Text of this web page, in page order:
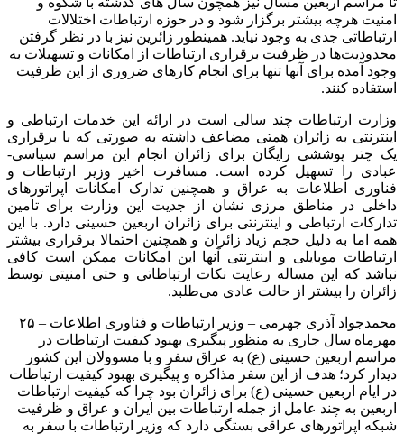
امنیت هرچه بیشتر برگزار شود و در حوزه ارتباطات اختلالات
ارتباطاتی جدی به وجود نیاید. همینطور زائرین نیز با در نظر گرفتن
محدودیت‌ها در ظرفیت برقراری ارتباطات از امکانات و تسهیلات به
وجود آمده برای آنها تنها برای انجام کارهای ضروری از این ظرفیت
استفاده کنند.
وزارت ارتباطات چند سالی است در ارائه این خدمات ارتباطی و
اینترنتی به زائران همتی مضاعف داشته به صورتی که با برقراری
یک چتر پوششی رایگان برای زائران انجام این مراسم سیاسی-
عبادی را تسهیل کرده است. مسافرت اخیر وزیر ارتباطات و
فناوری اطلاعات به عراق و همچنین تدارک امکانات اپراتورهای
داخلی در مناطق مرزی نشان از جدیت این وزارت برای تامین
تدارکات ارتباطی و اینترنتی برای زائران اربعین حسینی دارد. با این
همه اما به دلیل حجم زیاد زائران و همچنین احتمالا برقراری بیشتر
ارتباطات موبایلی و اینترنتی آنها این امکانات ممکن است کافی
نباشد که این مساله رعایت نکات ارتباطاتی و حتی امنیتی توسط
زائران را بیشتر از حالت عادی می‌طلبد.
محمدجواد آذری جهرمی – وزیر ارتباطات و فناوری اطلاعات – ۲۵
مهرماه سال جاری به منظور پیگیری بهبود کیفیت ارتباطات در
مراسم اربعین حسینی (ع) به عراق سفر و با مسوولان این کشور
دیدار کرد؛ هدف از این سفر مذاکره و پیگیری بهبود کیفیت ارتباطات
در ایام اربعین حسینی (ع) برای زائران بود چرا که کیفیت ارتباطات
اربعین به چند عامل از جمله ارتباطات بین ایران و عراق و ظرفیت
شبکه اپراتورهای عراقی بستگی دارد که وزیر ارتباطات با سفر به